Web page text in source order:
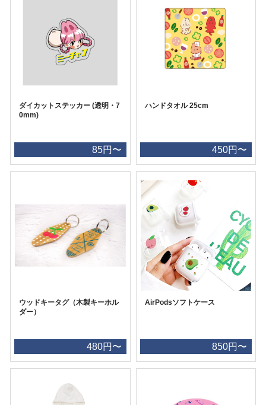
ダイカットステッカー (透明・7
0mm)
85円〜
ハンドタオル 25cm
450円〜
ウッドキータグ（木製キーホル
ダー）
480円〜
AirPodsソフトケース
850円〜